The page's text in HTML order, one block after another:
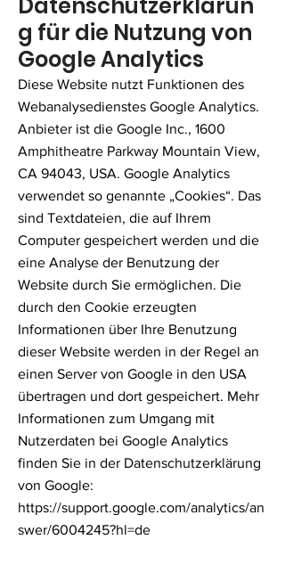
g für die Nutzung von
Google Analytics
Diese Website nutzt Funktionen des
Webanalysedienstes Google Analytics.
Anbieter ist die Google Inc., 1600
Amphitheatre Parkway Mountain View,
CA 94043, USA. Google Analytics
verwendet so genannte „Cookies“. Das
sind Textdateien, die auf Ihrem
Computer gespeichert werden und die
eine Analyse der Benutzung der
Website durch Sie ermöglichen. Die
durch den Cookie erzeugten
Informationen über Ihre Benutzung
dieser Website werden in der Regel an
einen Server von Google in den USA
übertragen und dort gespeichert. Mehr
Informationen zum Umgang mit
Nutzerdaten bei Google Analytics
finden Sie in der Datenschutzerklärung
von Google:
https://support.google.com/analytics/an
swer/6004245?hl=de